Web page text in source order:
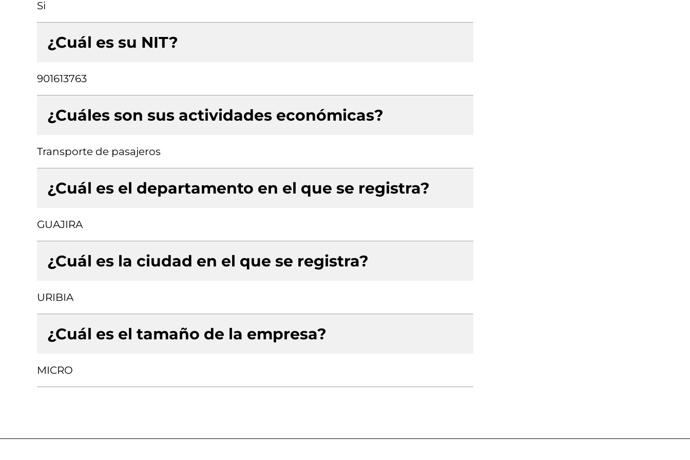
Si
¿Cuál es su NIT?
901613763
¿Cuáles son sus actividades económicas?
Transporte de pasajeros
¿Cuál es el departamento en el que se registra?
GUAJIRA
¿Cuál es la ciudad en el que se registra?
URIBIA
¿Cuál es el tamaño de la empresa?
MICRO